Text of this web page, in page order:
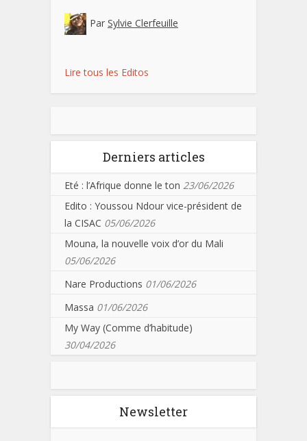
Par Sylvie Clerfeuille
Lire tous les Editos
Derniers articles
Eté : l’Afrique donne le ton 23/06/2026
Edito : Youssou Ndour vice-président de
la CISAC 05/06/2026
Mouna, la nouvelle voix d’or du Mali
05/06/2026
Nare Productions 01/06/2026
Massa 01/06/2026
My Way (Comme d’habitude)
30/04/2026
Newsletter